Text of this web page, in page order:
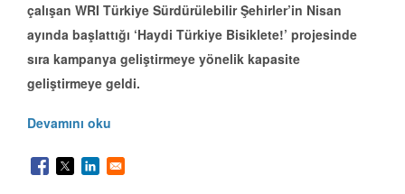
çalışan WRI Türkiye Sürdürülebilir Şehirler’in Nisan
ayında başlattığı ‘Haydi Türkiye Bisiklete!’ projesinde
sıra kampanya geliştirmeye yönelik kapasite
geliştirmeye geldi.
Devamını oku